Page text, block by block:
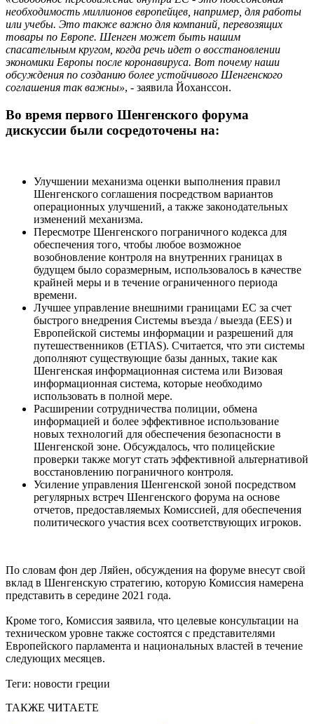
необходимость миллионов европейцев, например, для работы
или учебы. Это также важно для компаний, перевозящих
товары по Европе. Шенген может быть нашим
спасательным кругом, когда речь идет о восстановлении
экономики Европы после коронавируса. Вот почему наши
обсуждения по созданию более устойчивого Шенгенского
соглашения так важны», - заявила Йоханссон.
Во время первого Шенгенского форума
дискуссии были сосредоточены на:
Улучшении механизма оценки выполнения правил
Шенгенского соглашения посредством вариантов
операционных улучшений, а также законодательных
изменений механизма.
Пересмотре Шенгенского пограничного кодекса для
обеспечения того, чтобы любое возможное
возобновление контроля на внутренних границах в
будущем было соразмерным, использовалось в качестве
крайней меры и в течение ограниченного периода
времени.
Лучшее управление внешними границами ЕС за счет
быстрого внедрения Системы въезда / выезда (EES) и
Европейской системы информации и разрешений для
путешественников (ETIAS). Считается, что эти системы
дополняют существующие базы данных, такие как
Шенгенская информационная система или Визовая
информационная система, которые необходимо
использовать в полной мере.
Расширении сотрудничества полиции, обмена
информацией и более эффективное использование
новых технологий для обеспечения безопасности в
Шенгенской зоне. Обсуждалось, что полицейские
проверки также могут стать эффективной альтернативой
восстановлению пограничного контроля.
Усиление управления Шенгенской зоной посредством
регулярных встреч Шенгенского форума на основе
отчетов, предоставляемых Комиссией, для обеспечения
политического участия всех соответствующих игроков.
По словам фон дер Ляйен, обсуждения на форуме внесут свой
вклад в Шенгенскую стратегию, которую Комиссия намерена
представить в середине 2021 года.
Кроме того, Комиссия заявила, что целевые консультации на
техническом уровне также состоятся с представителями
Европейского парламента и национальных властей в течение
следующих месяцев.
Теги: новости греции
ТАКЖЕ ЧИТАЕТЕ